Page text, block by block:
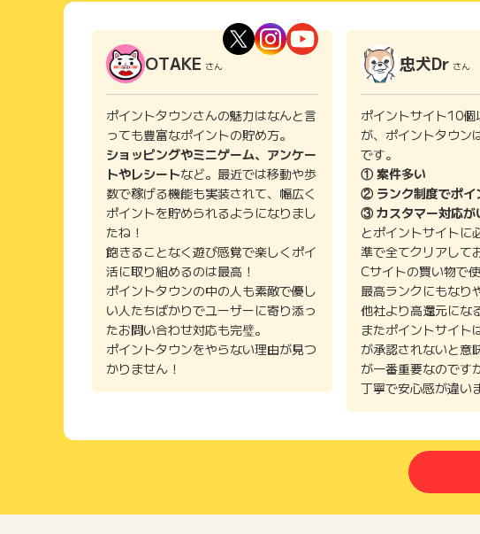
OTAKE さん
ポイントタウンさんの魅力はなんと言
っても豊富なポイントの貯め方。
ショッピングやミニゲーム、アンケー
トやレシートなど。最近では移動や歩
数で稼げる機能も実装されて、幅広く
ポイントを貯められるようになりまし
たね！
飽きることなく遊び感覚で楽しくポイ
活に取り組めるのは最高！
ポイントタウンの中の人も素敵で優し
い人たちばかりでユーザーに寄り添っ
たお問い合わせ対応も完璧。
ポイントタウンをやらない理由が見つ
かりません！
忠犬Dr さん
ポイントサイト10個
が、ポイントタウン
です。
① 案件多い
② ランク制度でポイ
③ カスタマー対応が
とポイントサイトに
準で全てクリアして
Cサイトの買い物で
最高ランクにもなり
他社より高還元にな
またポイントサイト
が承認されないと
が一番重要なのです
丁寧で安心感が違い